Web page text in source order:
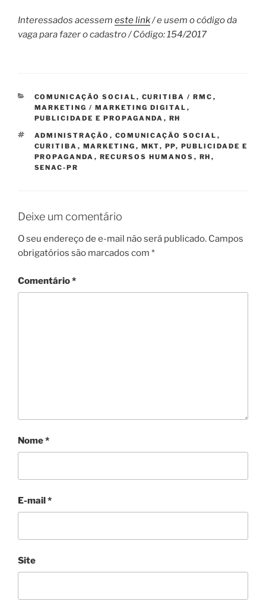
Interessados acessem este link/ e usem o código da
vaga para fazer o cadastro / Código: 154/2017
CATEGORIAS
COMUNICAÇÃO SOCIAL , CURITIBA / RMC ,
MARKETING / MARKETING DIGITAL ,
PUBLICIDADE E PROPAGANDA , RH
TAGS
ADMINISTRAÇÃO , COMUNICAÇÃO SOCIAL ,
CURITIBA , MARKETING , MKT, PP, PUBLICIDADE E
PROPAGANDA , RECURSOS HUMANOS , RH ,
SENAC-PR
Deixe um comentário
O seu endereço de e-mail não será publicado. Campos
obrigatórios são marcados com *
Comentário*
Nome*
E-mail*
Site